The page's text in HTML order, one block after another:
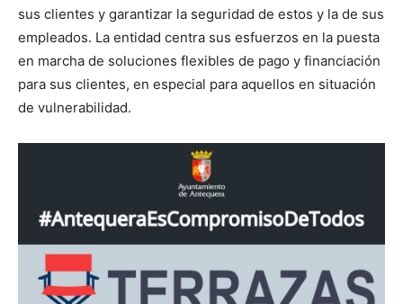
sus clientes y garantizar la seguridad de estos y la de sus
empleados. La entidad centra sus esfuerzos en la puesta
en marcha de soluciones flexibles de pago y financiación
para sus clientes, en especial para aquellos en situación
de vulnerabilidad.